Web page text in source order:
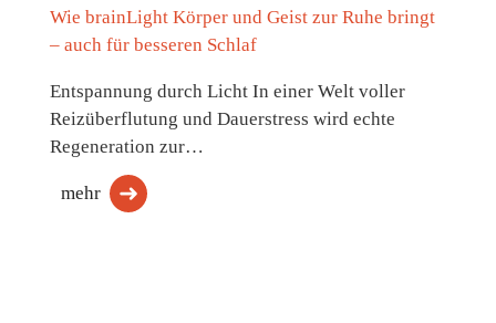
Wie brainLight Körper und Geist zur Ruhe bringt
– auch für besseren Schlaf
Entspannung durch Licht In einer Welt voller
Reizüberflutung und Dauerstress wird echte
Regeneration zur…
mehr